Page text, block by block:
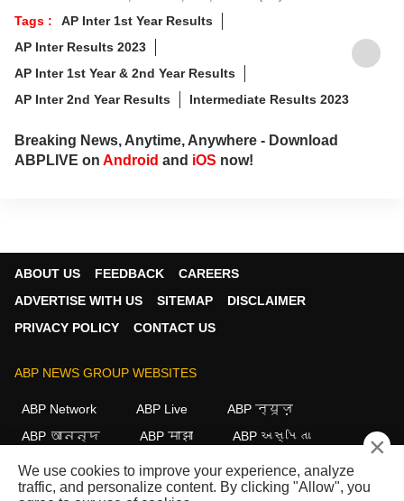
Tags :
AP Inter 1st Year Results
AP Inter Results 2023
AP Inter 1st Year & 2nd Year Results
AP Inter 2nd Year Results
Intermediate Results 2023
Breaking News, Anytime, Anywhere - Download
ABPLIVE on Android and iOS now!
ABOUT US FEEDBACK
CAREERS
ADVERTISE WITH US
SITEMAP
DISCLAIMER
PRIVACY POLICY
CONTACT US
ABP NEWS GROUP WEBSITES
ABP Network ABP Live
ABP न्यूज़
ABP আনন্দ
ABP माझा
ABP અસ્મિતા
ABP Ganga
ABP ਸਾਂਝਾ ABP நாடு ABP దేశం ×
We use cookies to improve your experience, analyze
traffic, and personalize content. By clicking "Allow", you